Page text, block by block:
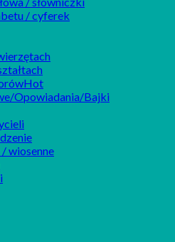
/ cyferek
Opowiadania/Bajki
wiosenne